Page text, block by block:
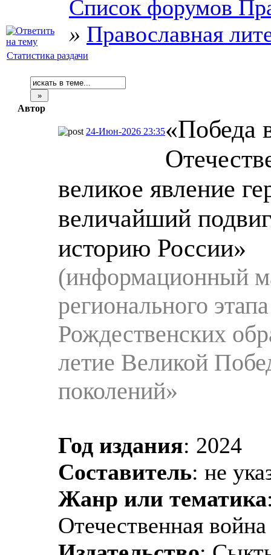
Список форумов
» Православная
Статистика раздачи
Автор
24-Июн-2026 23:35«Победа
великое явление
величайший
историю России»
(информационный
регионального
Рождественских
летие Великой
поколений»
Год издания: 2024
Составитель: не
Жанр или тематика
Отечественная война